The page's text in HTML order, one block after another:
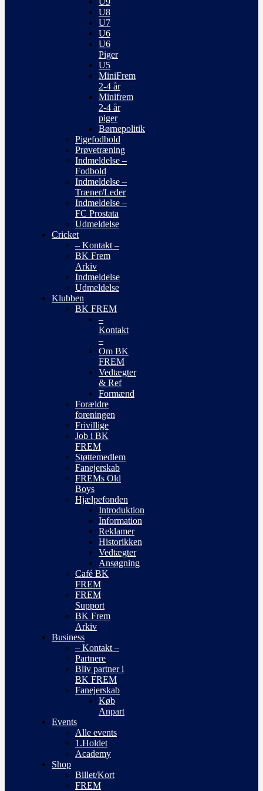
U8
U7
U6
U6
Piger
U5
MiniFrem
2-4 år
Minifrem
2-4 år
piger
Børnepolitik
Pigefodbold
Prøvetræning
Indmeldelse –
Fodbold
Indmeldelse –
Træner/Leder
Indmeldelse –
FC Prostata
Udmeldelse
Cricket
– Kontakt –
BK Frem
Arkiv
Indmeldelse
Udmeldelse
Klubben
BK FREM
–
Kontakt
–
Om BK
FREM
Vedtægter
& Ref
Formænd
Forældre
foreningen
Frivillige
Job i BK
FREM
Støttemedlem
Fanejerskab
FREMs Old
Boys
Hjælpefonden
Introduktion
Information
Reklamer
Historikken
Vedtægter
Ansøgning
Café BK
FREM
FREM
Support
BK Frem
Arkiv
Business
– Kontakt –
Partnere
Bliv partner i
BK FREM
Fanejerskab
Køb
Anpart
Events
Alle events
1.Holdet
Academy
Shop
Billet/Kort
FREM